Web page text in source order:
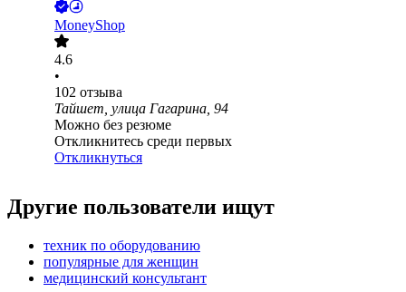
MoneyShop
4.6
•
102 отзыва
Тайшет, улица Гагарина, 94
Можно без резюме
Откликнитесь среди первых
Откликнуться
Другие пользователи ищут
техник по оборудованию
популярные для женщин
медицинский консультант